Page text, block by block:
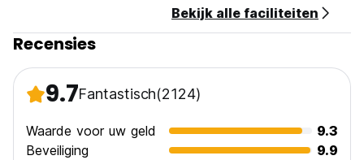
Bekijk alle faciliteiten
Recensies
9.7Fantastisch(2124)
Waarde voor uw geld
9.3
Beveiliging
9.9